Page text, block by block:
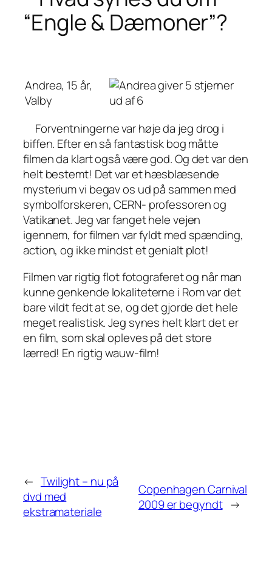
“Engle & Dæmoner”?
Andrea, 15 år,
Valby
Forventningerne var høje da jeg drog i
biffen. Efter en så fantastisk bog måtte
filmen da klart også være god. Og det var den
helt bestemt! Det var et hæsblæsende
mysterium vi begav os ud på sammen med
symbolforskeren, CERN- professoren og
Vatikanet. Jeg var fanget hele vejen
igennem, for filmen var fyldt med spænding,
action, og ikke mindst et genialt plot!
Filmen var rigtig flot fotograferet og når man
kunne genkende lokaliteterne i Rom var det
bare vildt fedt at se, og det gjorde det hele
meget realistisk. Jeg synes helt klart det er
en film, som skal opleves på det store
lærred! En rigtig wauw-film!
← Twilight – nu på
dvd med
ekstramateriale
Copenhagen Carnival
2009 er begyndt →